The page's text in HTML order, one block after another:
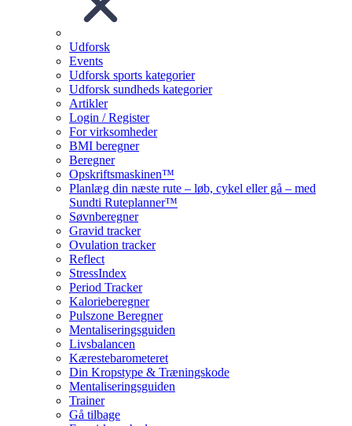
Udforsk
Events
Udforsk sports kategorier
Udforsk sundheds kategorier
Artikler
Login / Register
For virksomheder
BMI beregner
Beregner
Opskriftsmaskinen™
Planlæg din næste rute – løb, cykel eller gå – med
Sundti Ruteplanner™
Søvnberegner
Gravid tracker
Ovulation tracker
Reflect
StressIndex
Period Tracker
Kalorieberegner
Pulszone Beregner
Mentaliseringsguiden
Livsbalancen
Kærestebarometeret
Din Kropstype & Træningskode
Mentaliseringsguiden
Trainer
Gå tilbage